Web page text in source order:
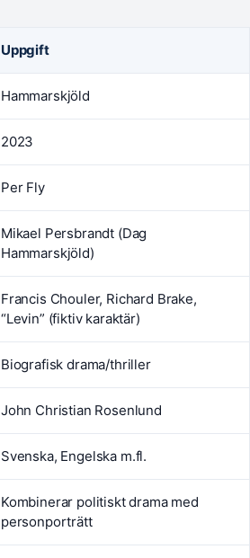
Uppgift
Hammarskjöld
2023
Per Fly
Mikael Persbrandt (Dag
Hammarskjöld)
Francis Chouler, Richard Brake,
“Levin” (fiktiv karaktär)
Biografisk drama/thriller
John Christian Rosenlund
Svenska, Engelska m.fl.
Kombinerar politiskt drama med
personporträtt